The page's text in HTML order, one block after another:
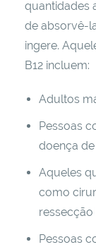
quantidades
de absorvê-
ingere.
B12 incluem:
Adultos
Pessoas
doença
Aqueles
como
ressecção
Pessoas